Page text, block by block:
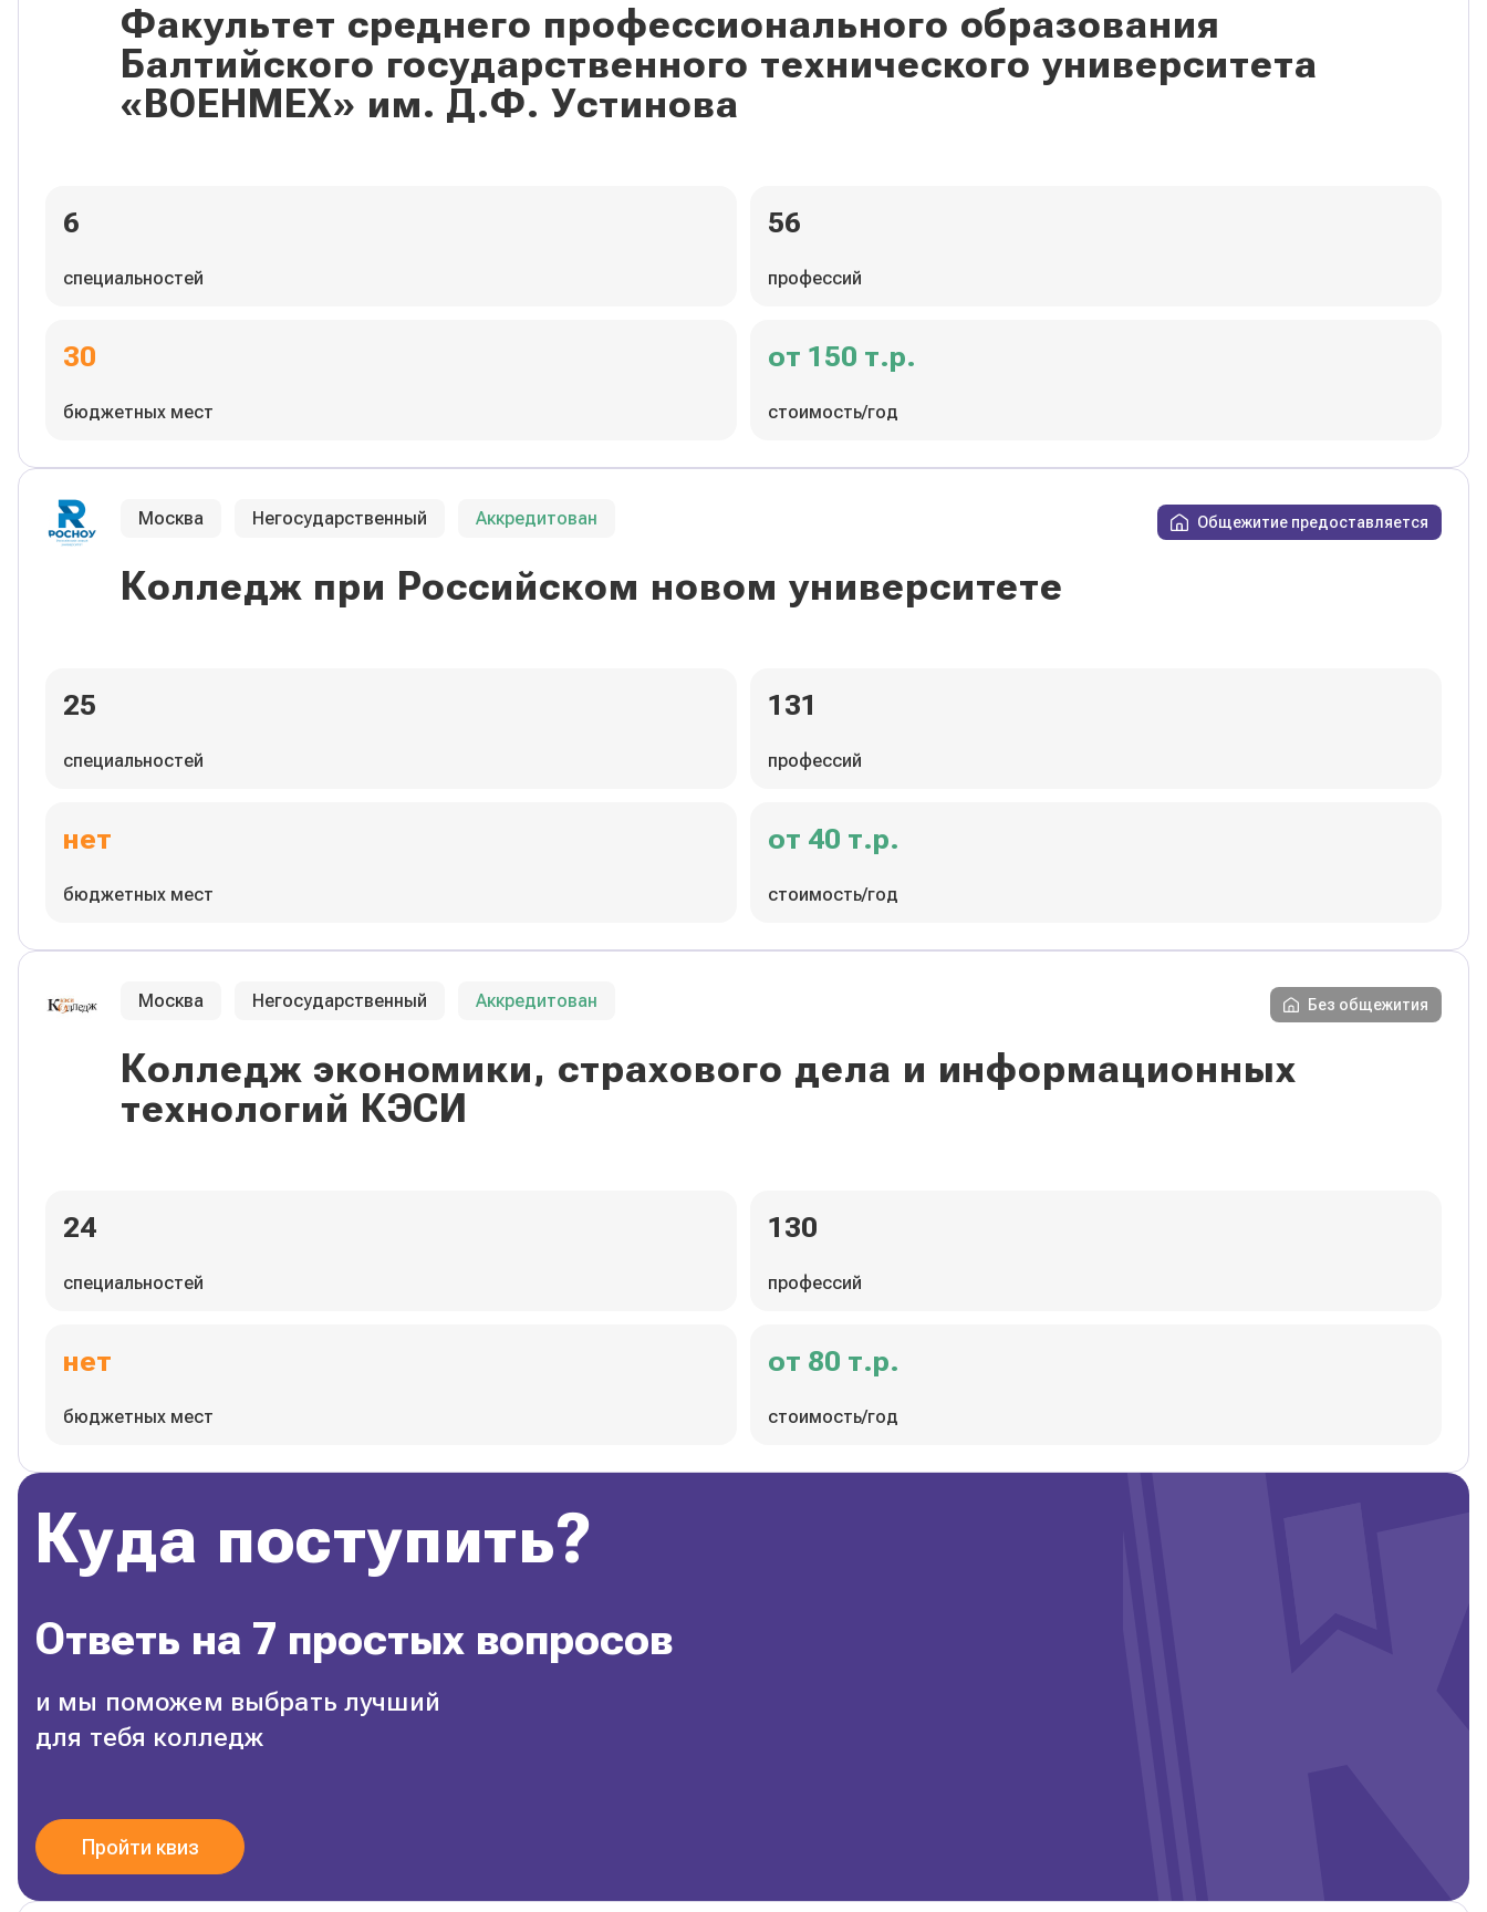
Факультет среднего профессионального образования
Балтийского государственного технического университета
«ВОЕНМЕХ» им. Д.Ф. Устинова
6
специальностей
56
профессий
30
бюджетных мест
от 150 т.р.
стоимость/год
Москва Негосударственный Аккредитован Общежитие предоставляется
Колледж при Российском новом университете
25
специальностей
131
профессий
нет
бюджетных мест
от 40 т.р.
стоимость/год
Москва Негосударственный Аккредитован Без общежития
Колледж экономики, страхового дела и информационных
технологий КЭСИ
24
специальностей
130
профессий
нет
бюджетных мест
от 80 т.р.
стоимость/год
Куда поступить?
Ответь на 7 простых вопросов
и мы поможем выбрать лучший
для тебя колледж
Пройти квиз